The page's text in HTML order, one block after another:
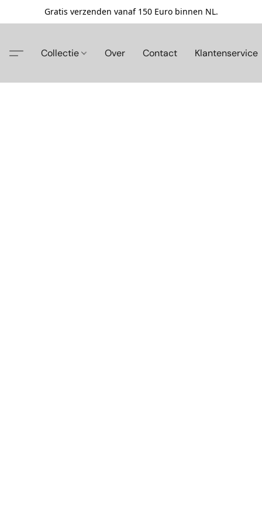
Gratis verzenden vanaf 150 Euro binnen NL.
Collectie Over Contact Klantenservice